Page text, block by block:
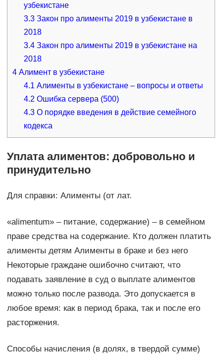
узбекистане
3.3 Закон про алименты 2019 в узбекистане в
2018
3.4 Закон про алименты 2019 в узбекистане на
2018
4Алимент в узбекистане
4.1 Алименты в узбекистане – вопросы и ответы
4.2 Ошибка сервера (500)
4.3 О порядке введения в действие семейного
кодекса
Уплата алиментов: добровольно и
принудительно
Для справки: Алименты (от лат.
«alimentum» – питание, содержание) – в семейном
праве средства на содержание. Кто должен платить
алименты детям Алименты в браке и без него
Некоторые граждане ошибочно считают, что
подавать заявление в суд о выплате алиментов
можно только после развода. Это допускается в
любое время: как в период брака, так и после его
расторжения.
Способы начисления (в долях, в твердой сумме)